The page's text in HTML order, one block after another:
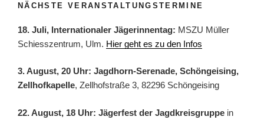
NÄCHSTE VERANSTALTUNGSTERMINE
18. Juli, Internationaler Jägerinnentag: MSZU Müller
Schiesszentrum, Ulm. Hier geht es zu den Infos
3. August, 20 Uhr: Jagdhorn-Serenade, Schöngeising,
Zellhofkapelle, Zellhofstraße 3, 82296 Schöngeising
22. August, 18 Uhr: Jägerfest der Jagdkreisgruppe in